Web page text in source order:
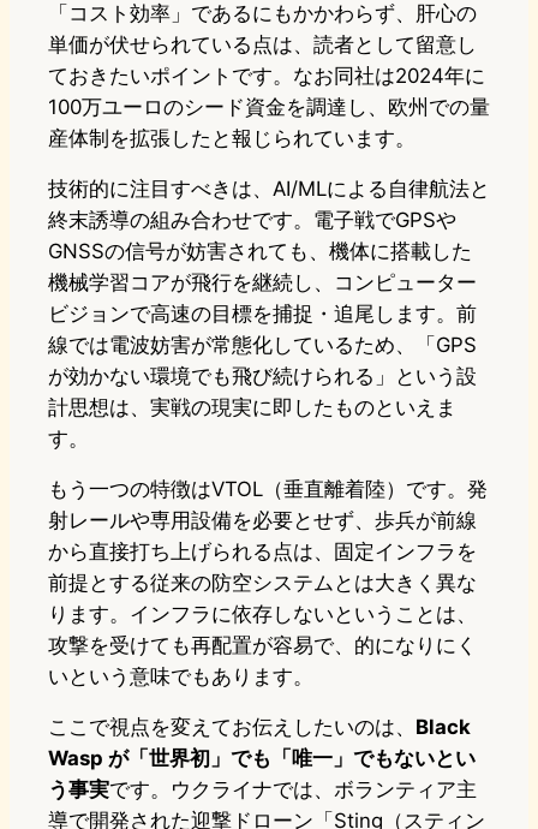
「コスト効率」であるにもかかわらず、肝心の
単価が伏せられている点は、読者として留意し
ておきたいポイントです。なお同社は2024年に
100万ユーロのシード資金を調達し、欧州での量
産体制を拡張したと報じられています。
技術的に注目すべきは、AI/MLによる自律航法と
終末誘導の組み合わせです。電子戦でGPSや
GNSSの信号が妨害されても、機体に搭載した
機械学習コアが飛行を継続し、コンピューター
ビジョンで高速の目標を捕捉・追尾します。前
線では電波妨害が常態化しているため、「GPS
が効かない環境でも飛び続けられる」という設
計思想は、実戦の現実に即したものといえま
す。
もう一つの特徴はVTOL（垂直離着陸）です。発
射レールや専用設備を必要とせず、歩兵が前線
から直接打ち上げられる点は、固定インフラを
前提とする従来の防空システムとは大きく異な
ります。インフラに依存しないということは、
攻撃を受けても再配置が容易で、的になりにく
いという意味でもあります。
ここで視点を変えてお伝えしたいのは、 Black
Wasp が「世界初」でも「唯一」でもないとい
う事実です。ウクライナでは、ボランティア主
導で開発された迎撃ドローン「Sting（スティン